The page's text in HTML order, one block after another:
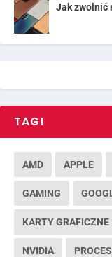
Jak zwolnić
TAGI
AMD APPLE
GAMING
KARTY GRAFICZNE
NVIDIA